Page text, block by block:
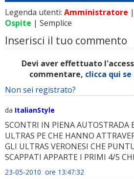
Legenda utenti: Amministratore |
Ospite | Semplice
Inserisci il tuo commento
Devi aver effettuato
commentare, clicca qui
Non sei registrato?
da ItalianStyle
SCONTRI IN PIENA AUTOSTRADA
ULTRAS PE CHE HANNO
GLI ULTRAS VERONESI CHE
SCAPPATI APPARTE I PRIMI 4/5
23-05-2010 ore 13:47:32